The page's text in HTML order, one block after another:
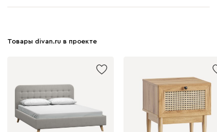
Товары divan.ru в проекте